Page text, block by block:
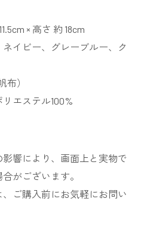
× 高さ 約 18cm
イビー、グレーブルー、ク
布）
ステル100%
響により、画面上と実物で
がございます。
ご購入前にお気軽にお問い